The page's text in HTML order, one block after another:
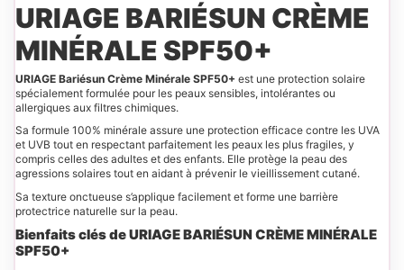
URIAGE BARIÉSUN CRÈME
MINÉRALE SPF50+
URIAGE Bariésun Crème Minérale SPF50+ est une protection solaire
spécialement formulée pour les peaux sensibles, intolérantes ou
allergiques aux filtres chimiques.
Sa formule 100% minérale assure une protection efficace contre les UVA
et UVB tout en respectant parfaitement les peaux les plus fragiles, y
compris celles des adultes et des enfants. Elle protège la peau des
agressions solaires tout en aidant à prévenir le vieillissement cutané.
Sa texture onctueuse s’applique facilement et forme une barrière
protectrice naturelle sur la peau.
Bienfaits clés de URIAGE BARIÉSUN CRÈME MINÉRALE
SPF50+